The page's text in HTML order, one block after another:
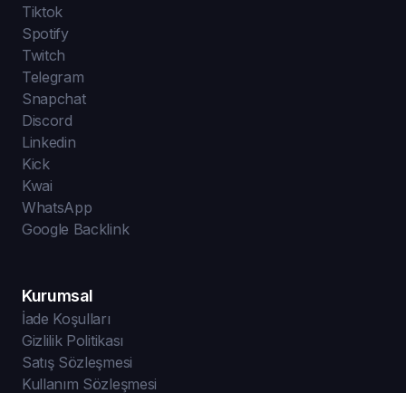
Tiktok
Spotify
Twitch
Telegram
Snapchat
Discord
Linkedin
Kick
Kwai
WhatsApp
Google Backlink
Kurumsal
İade Koşulları
Gizlilik Politikası
Satış Sözleşmesi
Kullanım Sözleşmesi